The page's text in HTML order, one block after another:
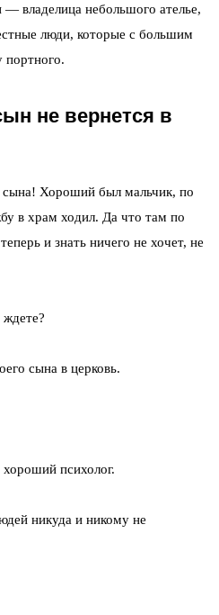
— владелица небольшого ателье,
люди, которые с большим
портного.
не вернется в
Хороший был мальчик, по
в храм ходил. Да что там по
и знать ничего не хочет, не
сына в церковь.
психолог.
никуда и никому не